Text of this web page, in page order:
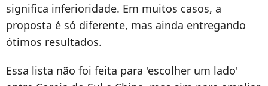
significa inferioridade. Em muitos casos, a
proposta é só diferente, mas ainda entregando
ótimos resultados.
Essa lista não foi feita para 'escolher um lado'